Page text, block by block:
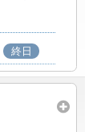
終日